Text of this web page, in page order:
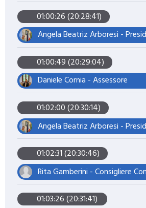
01:00:26 (20:28:41)
01:00:49 (20:29:04)
Daniele Cornia - Assessore
01:02:00 (20:30:14)
01:02:31 (20:30:46)
Rita Gamberini - Consigliere
01:03:26 (20:31:41)